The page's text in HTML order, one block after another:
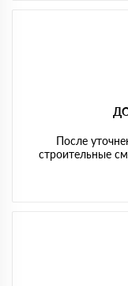
После
строительные